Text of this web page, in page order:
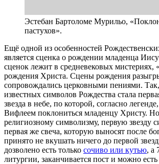
Эстебан Бартоломе Мурильо,
пастухов».
Ещё одной из особенностей
является сценка о рождении младенца
сценок лежит в средневековых
рождения Христа. Сцены рождения
сопровождались церковными пениями.
известных символов Рождества стала
звезда в небе, по которой, согласно
Вифлеем поклониться младенцу Христу.
религиозному символизму, первую звезду
первая же свеча, которую выносят после
принято не вкушать ничего до первой
дозволено есть только сочиво или кутью, а
литургии, заканчивается пост и можно есть